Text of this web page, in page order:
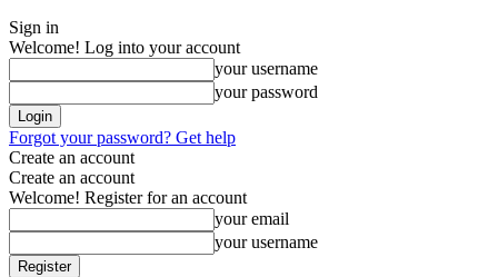
Sign in
Welcome! Log into your account
your username
your password
Forgot your password? Get help
Create an account
Create an account
Welcome! Register for an account
your email
your username